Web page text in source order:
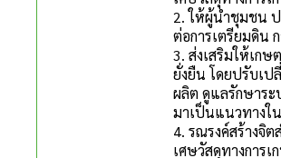
2. ให้ผู้นำชุมชน ป
ต่อการเตรียมดิน
3. ส่งเสริมให้เก
ยั่งยืน โดยปรับเป
ผลิต ดูแลรักษาร
มาเป็นแนวทางใ
4. รณรงค์สร้างจิ
เศษวัสดุทางการเ